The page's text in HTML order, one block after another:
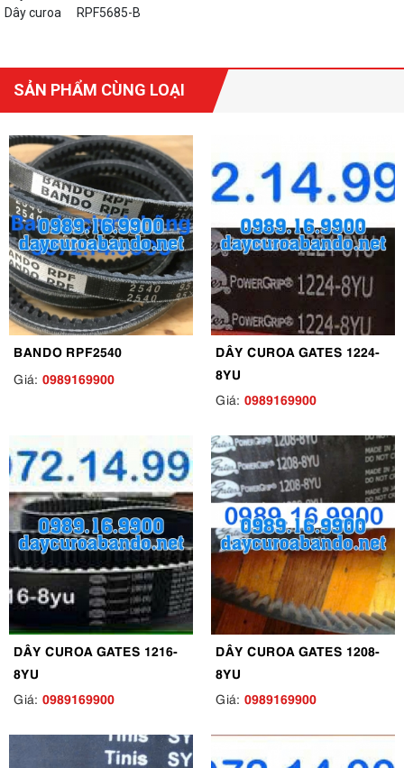
Dây curoa
RPF5685-B
SẢN PHẨM CÙNG LOẠI
BANDO RPF2540
Giá: 0989169900
DÂY CUROA GATES 1224-
8YU
Giá: 0989169900
DÂY CUROA GATES 1216-
8YU
Giá: 0989169900
DÂY CUROA GATES 1208-
8YU
Giá: 0989169900